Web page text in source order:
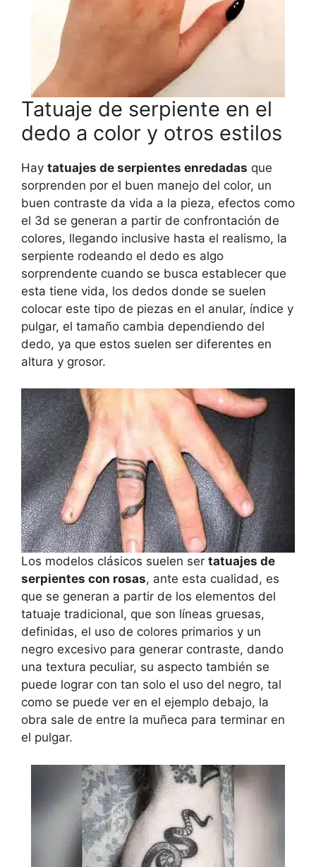
Tatuaje de serpiente en el
dedo a color y otros estilos
Hay tatuajes de serpientes enredadas que
sorprenden por el buen manejo del color, un
buen contraste da vida a la pieza, efectos como
el 3d se generan a partir de confrontación de
colores, llegando inclusive hasta el realismo, la
serpiente rodeando el dedo es algo
sorprendente cuando se busca establecer que
esta tiene vida, los dedos donde se suelen
colocar este tipo de piezas en el anular, índice y
pulgar, el tamaño cambia dependiendo del
dedo, ya que estos suelen ser diferentes en
altura y grosor.
Los modelos clásicos suelen ser tatuajes de
serpientes con rosas, ante esta cualidad, es
que se generan a partir de los elementos del
tatuaje tradicional, que son líneas gruesas,
definidas, el uso de colores primarios y un
negro excesivo para generar contraste, dando
una textura peculiar, su aspecto también se
puede lograr con tan solo el uso del negro, tal
como se puede ver en el ejemplo debajo, la
obra sale de entre la muñeca para terminar en
el pulgar.